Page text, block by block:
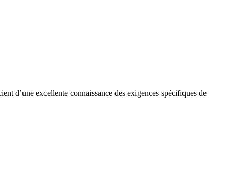
d’une excellente connaissance des exigences spécifiques de